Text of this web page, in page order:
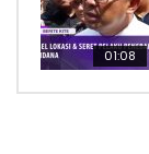
01:08